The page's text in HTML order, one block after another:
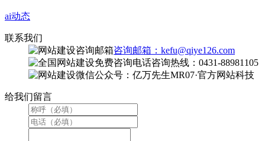
ai动态
联系我们
咨询邮箱：kefu@qiye126.com
咨询热线：0431-88981105
微信公众号：亿万先生MR07·官方网站科技
给我们留言